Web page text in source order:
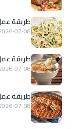
طريقة
07-08
طريقة عمل
07-08
طريقة عمل
07-08